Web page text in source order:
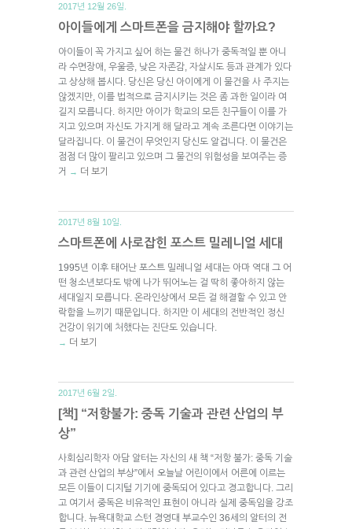
2017년 12월 26일.
아이들에게 스마트폰을 금지해야 할까요?
아이들이 꼭 가지고 싶어 하는 물건 하나가 중독적일 뿐 아니
라 수면장애, 우울증, 낮은 자존감, 자살시도 등과 관계가 있다
고 상상해 봅시다. 당신은 당신 아이에게 이 물건을 사 주지는
않겠지만, 이를 법적으로 금지시키는 것은 좀 과한 일이라 여
길지 모릅니다. 하지만 아이가 학교의 모든 친구들이 이를 가
지고 있으며 자신도 가지게 해 달라고 계속 조른다면 이야기는
달라집니다. 이 물건이 무엇인지 당신도 알겁니다. 이 물건은
점점 더 많이 팔리고 있으며 그 물건의 위험성을 보여주는 증
거
→ 더 보기
2017년 8월 10일.
스마트폰에 사로잡힌 포스트 밀레니얼 세대
1995년 이후 태어난 포스트 밀레니얼 세대는 아마 역대 그 어
떤 청소년보다도 밖에 나가 뛰어노는 걸 딱히 좋아하지 않는
세대일지 모릅니다. 온라인상에서 모든 걸 해결할 수 있고 안
락함을 느끼기 때문입니다. 하지만 이 세대의 전반적인 정신
건강이 위기에 처했다는 진단도 있습니다.
→ 더 보기
2017년 6월 2일.
[책] “저항불가: 중독 기술과 관련 산업의 부
상”
사회심리학자 아담 알터는 자신의 새 책 “저항 불가: 중독 기술
과 관련 산업의 부상”에서 오늘날 어린이에서 어른에 이르는
모든 이들이 디지털 기기에 중독되어 있다고 경고합니다. 그리
고 여기서 중독은 비유적인 표현이 아니라 실제 중독임을 강조
합니다. 뉴욕대학교 스턴 경영대 부교수인 36세의 알터의 전